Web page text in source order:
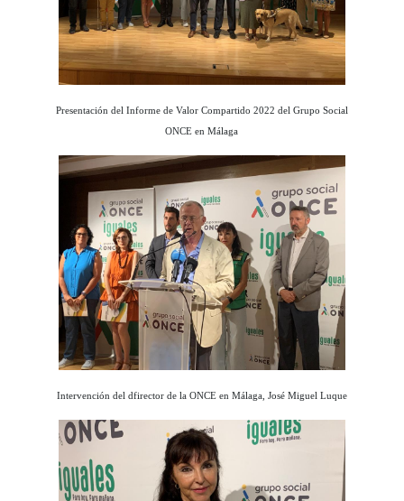
Presentación del Informe de Valor Compartido 2022 del Grupo Social
ONCE en Málaga
Intervención del dfirector de la ONCE en Málaga, José Miguel Luque